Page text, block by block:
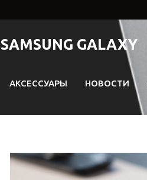
SAMSUNG GALAXY
АКСЕССУАРЫ НОВОСТИ